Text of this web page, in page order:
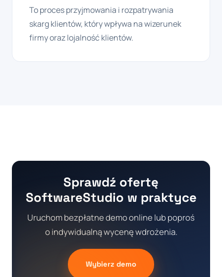
To proces przyjmowania i rozpatrywania
skarg klientów, który wpływa na wizerunek
firmy oraz lojalność klientów.
Sprawdź ofertę
SoftwareStudio w praktyce
Uruchom bezpłatne demo online lub poproś
o indywidualną wycenę wdrożenia.
Wybierz demo